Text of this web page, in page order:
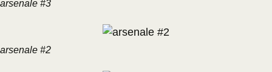
arsenale #3
arsenale #2